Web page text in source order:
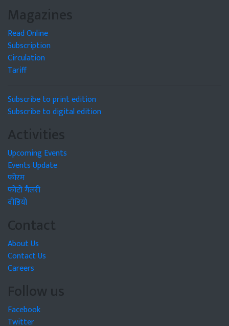
Magazines
Read Online
Subscription
Circulation
Tariff
Subscribe to print edition
Subscribe to digital edition
Activities
Upcoming Events
Events Update
फोरम
फोटो गैलरी
वीडियो
Contact
About Us
Contact Us
Careers
Follow us
Facebook
Twitter